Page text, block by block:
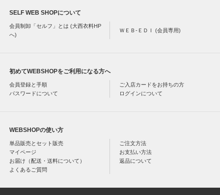
SELF WEB SHOPについて
会員制卸「セルフ」とは (大西衣料HP
へ)
ＷＥＢ-ＥＤＩ (会員専用)
初めてWEBSHOPをご利用になる方へ
会員登録と手順
ご入店カードをお持ちの方
パスワードについて
ログインについて
WEBSHOPの使い方
単品販売とセット販売
ご注文方法
マイページ
お支払い方法
お届け（配送・送料について）
返品について
よくあるご質問